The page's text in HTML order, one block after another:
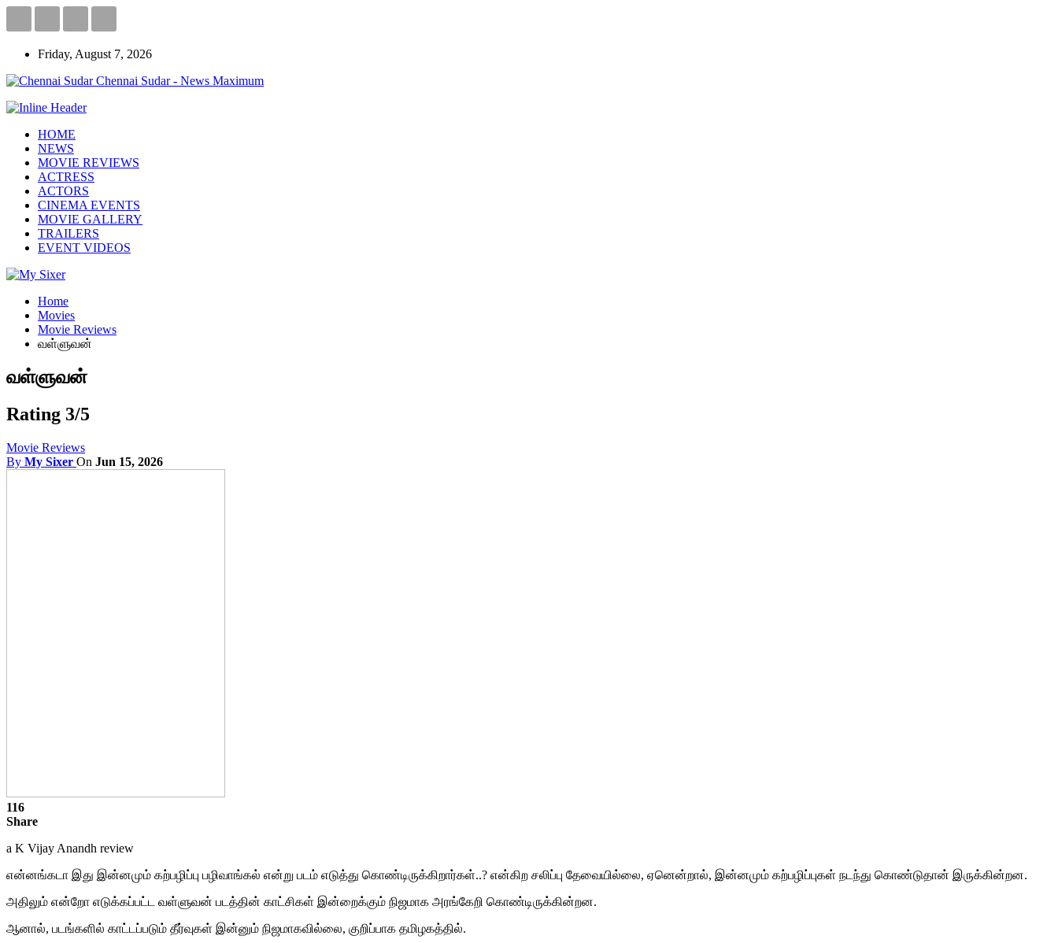
Friday, August 7, 2026
Chennai Sudar - News Maximum
HOME
NEWS
MOVIE REVIEWS
ACTRESS
ACTORS
CINEMA EVENTS
MOVIE GALLERY
TRAILERS
EVENT VIDEOS
Home
Movies
Movie Reviews
வள்ளுவன்
வள்ளுவன்
Rating 3/5
Movie Reviews
By My Sixer On Jun 15, 2026
116
Share
a K Vijay Anandh review
என்னங்கடா இது இன்னமும் கற்பழிப்பு பழிவாங்கல் என்று படம் எடுத்து கொண்டிருக்கிறார்கள்..? என்கிற சலிப்பு தேவையில்லை, ஏனென்றால், இன்னமும் கற்பழிப்புகள் நடந்து கொண்டுதான் இருக்கின்றன.
அதிலும் என்றோ எடுக்கப்பட்ட வள்ளுவன் படத்தின் காட்சிகள் இன்றைக்கும் நிஜமாக அரங்கேறி கொண்டிருக்கின்றன.
ஆனால், படங்களில் காட்டப்படும் தீர்வுகள் இன்னும் நிஜமாகவில்லை, குறிப்பாக தமிழகத்தில்.